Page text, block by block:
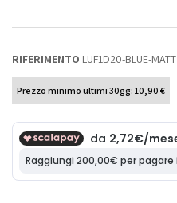
RIFERIMENTO LUF1D20-BLUE-MATT
Prezzo minimo ultimi 30gg: 10,90 €